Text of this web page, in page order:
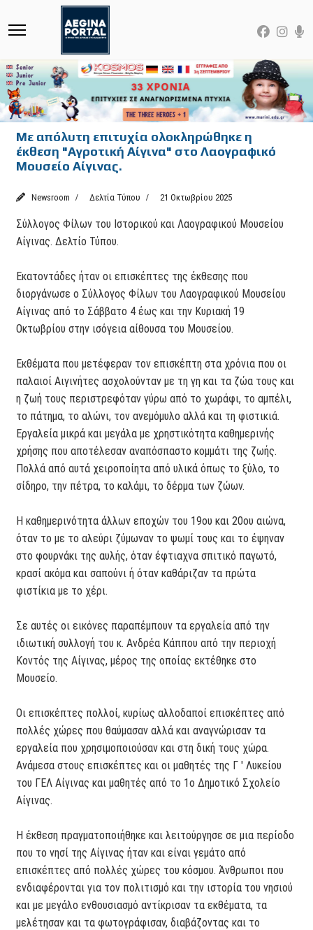
Με απόλυτη επιτυχία ολοκληρώθηκε η
έκθεση "Αγροτική Αίγινα" στο Λαογραφικό
Μουσείο Αίγινας.
Newsroom Δελτία Τύπου 21 Οκτωβρίου 2025
Σύλλογος Φίλων του Ιστορικού και Λαογραφικού Μουσείου
Αίγινας. Δελτίο Τύπου.
Εκατοντάδες ήταν οι επισκέπτες της έκθεσης που
διοργάνωσε ο Σύλλογος Φίλων του Λαογραφικού Μουσείου
Αίγινας από το Σάββατο 4 έως και την Κυριακή 19
Οκτωβρίου στην ισόγεια αίθουσα του Μουσείου.
Εκθέματα που μετέφεραν τον επισκέπτη στα χρόνια που οι
παλαιοί Αιγινήτες ασχολούνταν με τη γη και τα ζώα τους και
η ζωή τους περιστρεφόταν γύρω από το χωράφι, το αμπέλι,
το πάτημα, το αλώνι, τον ανεμόμυλο αλλά και τη φιστικιά.
Εργαλεία μικρά και μεγάλα με χρηστικότητα καθημερινής
χρήσης που αποτέλεσαν αναπόσπαστο κομμάτι της ζωής.
Πολλά από αυτά χειροποίητα από υλικά όπως το ξύλο, το
σίδηρο, την πέτρα, το καλάμι, το δέρμα των ζώων.
Η καθημερινότητα άλλων εποχών του 19ου και 20ου αιώνα,
όταν το με το αλεύρι ζύμωναν το ψωμί τους και το έψηναν
στο φουρνάκι της αυλής, όταν έφτιαχνα σπιτικό παγωτό,
κρασί ακόμα και σαπούνι ή όταν καθάριζαν τα πρώτα
φιστίκια με το χέρι.
Σε αυτές οι εικόνες παραπέμπουν τα εργαλεία από την
ιδιωτική συλλογή του κ. Ανδρέα Κάππου από την περιοχή
Κοντός της Αίγινας, μέρος της οποίας εκτέθηκε στο
Μουσείο.
Οι επισκέπτες πολλοί, κυρίως αλλοδαποί επισκέπτες από
πολλές χώρες που θαύμασαν αλλά και αναγνώρισαν τα
εργαλεία που χρησιμοποιούσαν και στη δική τους χώρα.
Ανάμεσα στους επισκέπτες και οι μαθητές της Γ ' Λυκείου
του ΓΕΛ Αίγινας και μαθητές από το 1ο Δημοτικό Σχολείο
Αίγινας.
Η έκθεση πραγματοποιήθηκε και λειτούργησε σε μια περίοδο
που το νησί της Αίγινας ήταν και είναι γεμάτο από
επισκέπτες από πολλές χώρες του κόσμου. Άνθρωποι που
ενδιαφέρονται για τον πολιτισμό και την ιστορία του νησιού
και με μεγάλο ενθουσιασμό αντίκρισαν τα εκθέματα, τα
μελέτησαν και τα φωτογράφισαν, διαβάζοντας και το